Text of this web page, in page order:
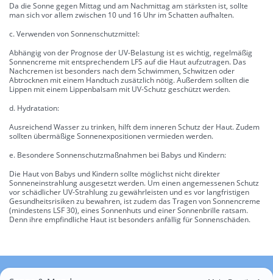
Da die Sonne gegen Mittag und am Nachmittag am stärksten ist, sollte
man sich vor allem zwischen 10 und 16 Uhr im Schatten aufhalten.
c. Verwenden von Sonnenschutzmittel:
Abhängig von der Prognose der UV-Belastung ist es wichtig, regelmäßig
Sonnencreme mit entsprechendem LFS auf die Haut aufzutragen. Das
Nachcremen ist besonders nach dem Schwimmen, Schwitzen oder
Abtrocknen mit einem Handtuch zusätzlich nötig. Außerdem sollten die
Lippen mit einem Lippenbalsam mit UV-Schutz geschützt werden.
d. Hydratation:
Ausreichend Wasser zu trinken, hilft dem inneren Schutz der Haut. Zudem
sollten übermäßige Sonnenexpositionen vermieden werden.
e. Besondere Sonnenschutzmaßnahmen bei Babys und Kindern:
Die Haut von Babys und Kindern sollte möglichst nicht direkter
Sonneneinstrahlung ausgesetzt werden. Um einen angemessenen Schutz
vor schädlicher UV-Strahlung zu gewährleisten und es vor langfristigen
Gesundheitsrisiken zu bewahren, ist zudem das Tragen von Sonnencreme
(mindestens LSF 30), eines Sonnenhuts und einer Sonnenbrille ratsam.
Denn ihre empfindliche Haut ist besonders anfällig für Sonnenschäden.